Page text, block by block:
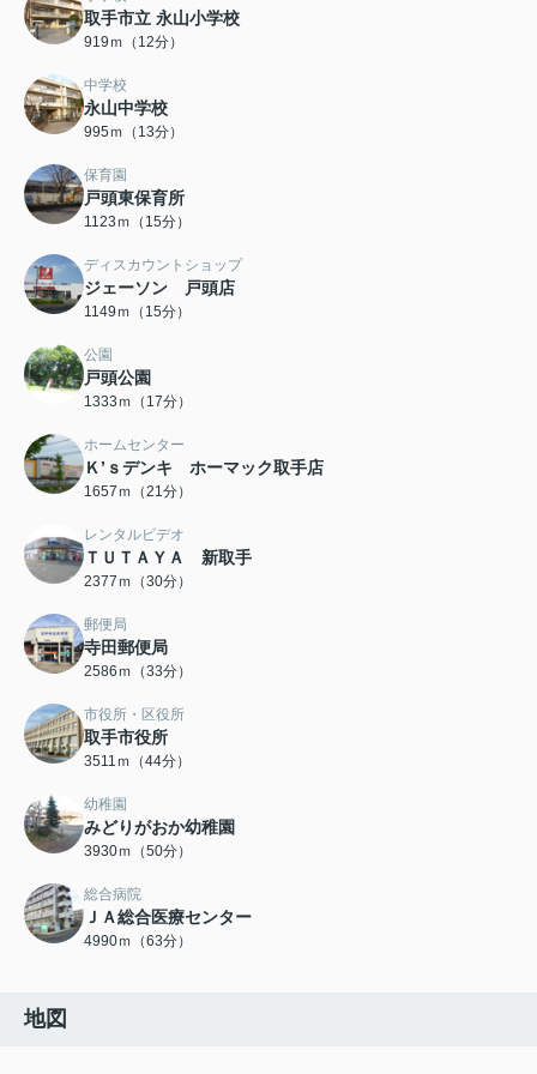
取手市立 永山小学校
919ｍ（12分）
中学校
永山中学校
995ｍ（13分）
保育園
戸頭東保育所
1123ｍ（15分）
ディスカウントショップ
ジェーソン 戸頭店
1149ｍ（15分）
公園
戸頭公園
1333ｍ（17分）
ホームセンター
Ｋ’ｓデンキ ホーマック取手店
1657ｍ（21分）
レンタルビデオ
ＴＵＴＡＹＡ 新取手
2377ｍ（30分）
郵便局
寺田郵便局
2586ｍ（33分）
市役所・区役所
取手市役所
3511ｍ（44分）
幼稚園
みどりがおか幼稚園
3930ｍ（50分）
総合病院
ＪＡ総合医療センター
4990ｍ（63分）
地図